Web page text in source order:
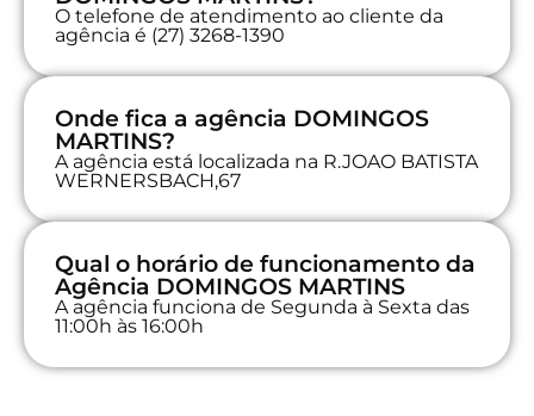
O telefone de atendimento ao cliente da
agência é (27) 3268-1390
Onde fica a agência DOMINGOS
MARTINS?
A agência está localizada na R.JOAO BATISTA
WERNERSBACH,67
Qual o horário de funcionamento da
Agência DOMINGOS MARTINS
A agência funciona de Segunda à Sexta das
11:00h às 16:00h